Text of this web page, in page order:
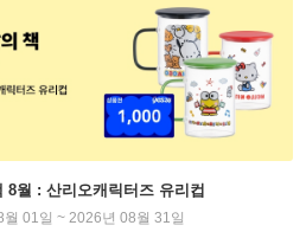
8월 : 산리오캐릭터즈 유리컵
01일 ~ 2026년 08월 31일